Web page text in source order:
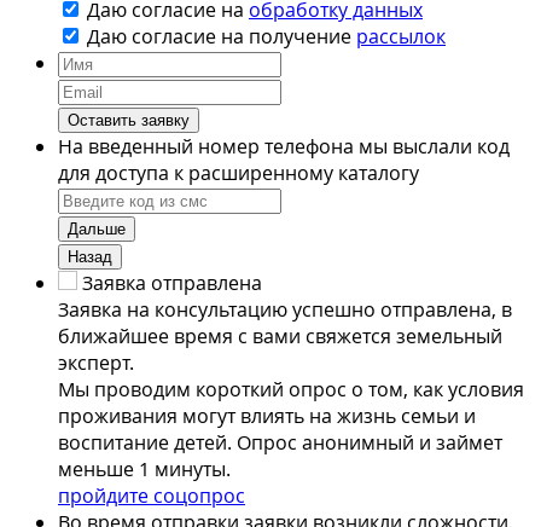
Даю согласие на обработку данных
Даю согласие на получение рассылок
Оставить заявку
На введенный номер телефона мы выслали код
для доступа к расширенному каталогу
Дальше
Назад
Заявка отправлена
Заявка на консультацию успешно отправлена, в
ближайшее время с вами свяжется земельный
эксперт.
Мы проводим короткий опрос о том, как условия
проживания могут влиять на жизнь семьи и
воспитание детей. Опрос анонимный и займет
меньше 1 минуты.
пройдите соцопрос